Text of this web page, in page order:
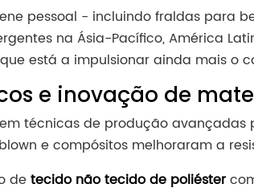
pessoal - incluindo fraldas para
na Ásia-Pacífico, América
está a impulsionar ainda mais o
e inovação de
técnicas de produção
e compósitos melhoraram a
detecido não tecido de poliéster